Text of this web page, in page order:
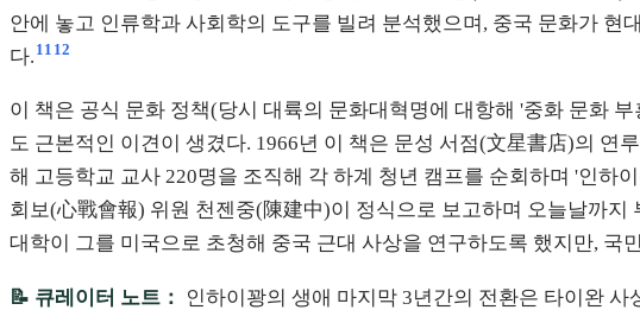
안에 놓고 인류학과 사회학의 도구를 빌려 분석했으며, 중국 문화가
다. 11 12
이 책은 공식 문화 정책(당시 대륙의 문화대혁명에 대항해 '중화 문화
도 근본적인 이견이 생겼다. 1966년 이 책은 문성 서점(文星書店)의 연
해 고등학교 교사 220명을 조직해 각 하계 청년 캠프를 순회하며 '인하
회보(心戰會報) 위원 천젠중(陳建中)이 정식으로 보고하며 오늘날까
대학이 그를 미국으로 초청해 중국 근대 사상을 연구하도록 했지만, 국
📝 큐레이터 노트：
인하이꽝의 생애 마지막 3년간의 전환은 타이완